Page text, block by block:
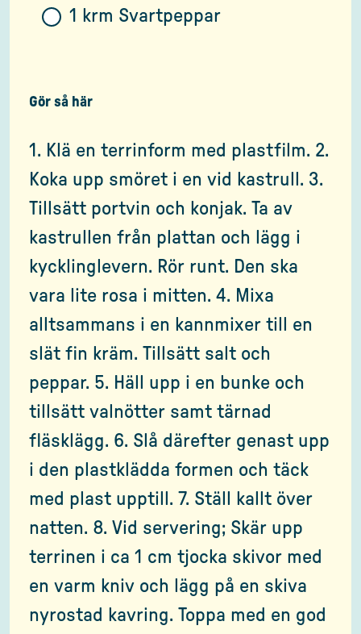
1 krm Svartpeppar
Gör så här
1. Klä en terrinform med plastfilm. 2.
Koka upp smöret i en vid kastrull. 3.
Tillsätt portvin och konjak. Ta av
kastrullen från plattan och lägg i
kycklinglevern. Rör runt. Den ska
vara lite rosa i mitten. 4. Mixa
alltsammans i en kannmixer till en
slät fin kräm. Tillsätt salt och
peppar. 5. Häll upp i en bunke och
tillsätt valnötter samt tärnad
fläsklägg. 6. Slå därefter genast upp
i den plastklädda formen och täck
med plast upptill. 7. Ställ kallt över
natten. 8. Vid servering; Skär upp
terrinen i ca 1 cm tjocka skivor med
en varm kniv och lägg på en skiva
nyrostad kavring. Toppa med en god